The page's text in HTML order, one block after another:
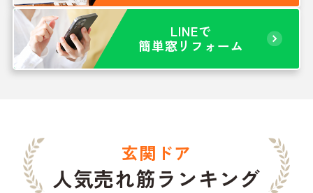
LINEで
簡単窓リフォーム
玄関ドア
人気売れ筋ランキング